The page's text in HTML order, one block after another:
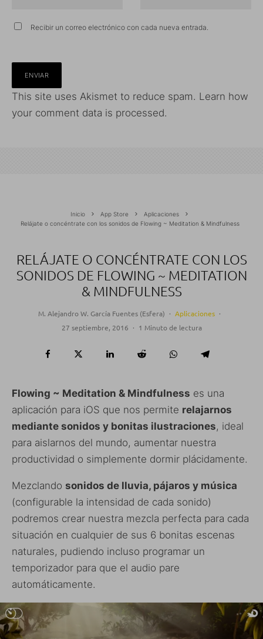
Recibir un correo electrónico con cada nueva entrada.
This site uses Akismet to reduce spam. Learn how
your comment data is processed.
Inicio App Store
Aplicaciones
Relájate o concéntrate con los sonidos de Flowing ~ Meditation & Mindfulness
RELÁJATE O CONCÉNTRATE CON LOS
SONIDOS DE FLOWING ~ MEDITATION
& MINDFULNESS
M. Alejandro W. García Fuentes (Esfera) · Aplicaciones ·
27 septiembre, 2016 · 1 Minuto de lectura
Flowing ~ Meditation & Mindfulness es una
aplicación para iOS que nos permite relajarnos
mediante sonidos y bonitas ilustraciones, ideal
para aislarnos del mundo, aumentar nuestra
productividad o simplemente dormir plácidamente.
Mezclando sonidos de lluvia, pájaros y música
(configurable la intensidad de cada sonido)
podremos crear nuestra mezcla perfecta para cada
situación en cualquier de sus 6 bonitas escenas
naturales, pudiendo incluso programar un
temporizador para que el audio pare
automáticamente.